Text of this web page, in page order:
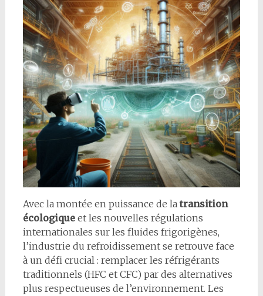
Avec la montée en puissance de latransition
écologiqueet les nouvelles régulations
internationales sur les fluides frigorigènes,
l’industrie du refroidissement se retrouve face
à un défi crucial : remplacer les réfrigérants
traditionnels (HFC et CFC) par des alternatives
plus respectueuses de l’environnement. Les